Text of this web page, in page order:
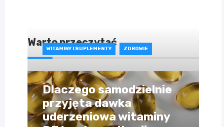
Warto przeczytać
WITAMINY I SUPLEMENTY ZDROWIE
Dlaczego samodzielnie
przyjęta dawka
uderzeniowa witaminy